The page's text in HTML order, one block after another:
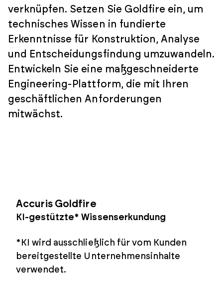
verknüpfen. Setzen Sie Goldfire ein, um
technisches Wissen in fundierte
Erkenntnisse für Konstruktion, Analyse
und Entscheidungsfindung umzuwandeln.
Entwickeln Sie eine maßgeschneiderte
Engineering-Plattform, die mit Ihren
geschäftlichen Anforderungen
mitwächst.
Accuris Goldfire
KI-gestützte* Wissenserkundung
*KI wird ausschließlich für vom Kunden
bereitgestellte Unternehmensinhalte
verwendet.